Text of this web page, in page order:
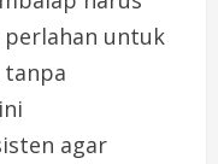
perlahan untuk
tanpa
agar